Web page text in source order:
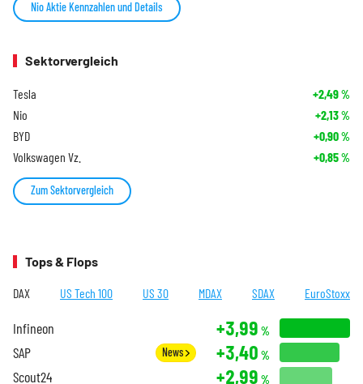
Nio Aktie Kennzahlen und Details
Sektorvergleich
Tesla +2,49%
Nio +2,13%
BYD +0,90%
Volkswagen Vz. +0,85%
Zum Sektorvergleich
Tops & Flops
DAX US Tech 100 US 30 MDAX SDAX EuroStoxx
Infineon +3,99 %
SAP News +3,40 %
Scout24 +2,99 %